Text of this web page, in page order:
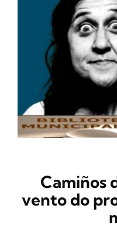
CONTACTO
Camiños
vento do